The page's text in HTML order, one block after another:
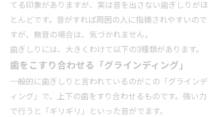
てる印象がありますが、実は音を出さない歯ぎしりがほ
とんどです。音がすれば周囲の人に指摘されやすいので
すが、無音の場合は、気づかれません。
歯ぎしりには、大きくわけて以下の3種類があります。
歯をこすり合わせる「グラインディング」
一般的に歯ぎしりと言われているのがこの「グラインデ
ィング」で、上下の歯をすり合わせるものです。強い力
で行うと「ギリギリ」といった音がでます。